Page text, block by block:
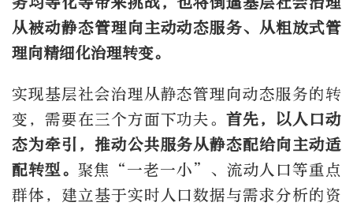
从被动静态管理向主动动态服务、从粗放式管
理向精细化治理转变。
实现基层社会治理从静态管理向动态服务的转
变，需要在三个方面下功夫。首先，以人口动
态为牵引，推动公共服务从静态配给向主动适
配转型。 聚焦“一老一小”、流动人口等重点
群体，建立基于实时人口数据与需求分析的资